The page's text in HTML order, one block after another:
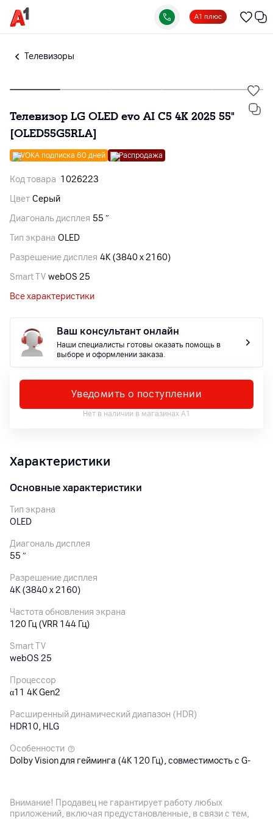
А1 плюс
Телевизоры
Телевизор LG OLED evo AI C5 4K 2025 55"
[OLED55G5RLA]
VOKA подписка 60 дней Распродажа
Код товара 1026223
Цвет Серый
Диагональ дисплея 55 ″
Тип экрана OLED
Разрешение дисплея 4K (3840 x 2160)
Smart TV webOS 25
Все характеристики
Ваш консультант онлайн
Наши специалисты готовы оказать помощь в
выборе и оформлении заказа.
Уведомить о поступлении
Нет в наличии в магазинах А1
Характеристики
Основные характеристики
Тип экрана
OLED
Диагональ дисплея
55 ″
Разрешение дисплея
4K (3840 x 2160)
Частота обновления экрана
120 Гц (VRR 144 Гц)
Smart TV
webOS 25
Процессор
α11 4K Gen2
Расширенный динамический диапазон (HDR)
HDR10, HLG
Особенности
Dolby Vision для гейминга (4K 120 Гц), совместимость с G-
Аудиосистема
Внимание! Продавец не гарантирует работу любых
приложений, включая предустановленные, в связи с тем,